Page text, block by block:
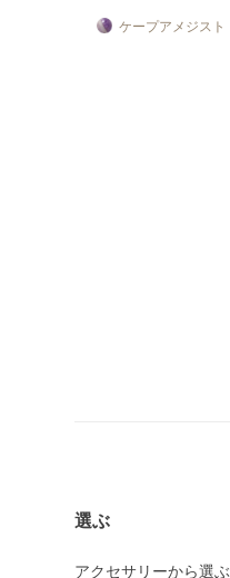
ケープアメジスト
ホワイトオニキス
選ぶ
アクセサリーから選ぶ